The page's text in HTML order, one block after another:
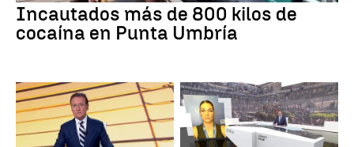
Incautados más de 800 kilos de
cocaína en Punta Umbría